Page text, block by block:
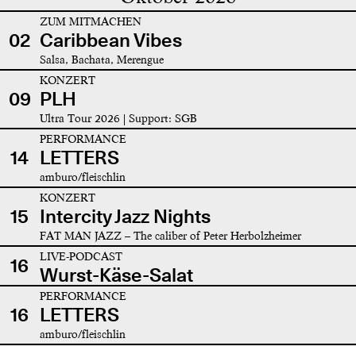
02
ZUM MITMACHEN
Caribbean Vibes
Salsa, Bachata, Merengue
09
KONZERT
PLH
Ultra Tour 2026 | Support: SGB
14
PERFORMANCE
LETTERS
amburo/fleischlin
15
KONZERT
Intercity Jazz Nights
FAT MAN JAZZ – The caliber of Peter Herbolzheimer
16 LIVE-PODCAST
Wurst-Käse-Salat
16
PERFORMANCE
LETTERS
amburo/fleischlin